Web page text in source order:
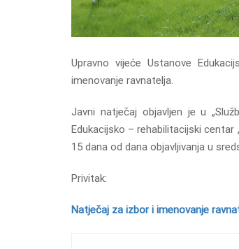
Upravno vijeće Ustanove
imenovanje ravnatelja.
Javni natječaj objavljen je u
Edukacijsko – rehabilitacijski centar
15 dana od dana objavljivanja u
Privitak:
Natječaj za izbor i imenovanje